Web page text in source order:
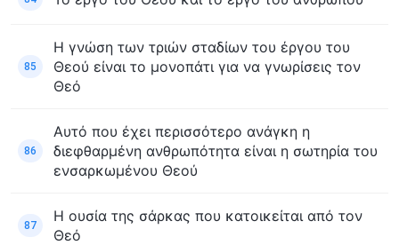
85
Η γνώση των τριών σταδίων του έργου του
Θεού είναι το μονοπάτι για να γνωρίσεις τον
Θεό
86
Αυτό που έχει περισσότερο ανάγκη η
διεφθαρμένη ανθρωπότητα είναι η σωτηρία του
ενσαρκωμένου Θεού
87
Η ουσία της σάρκας που κατοικείται από τον
Θεό